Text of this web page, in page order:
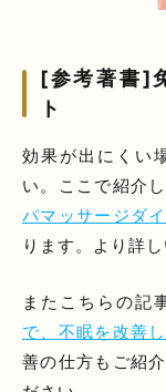
[参考著書]
ト
効果が出にくい
い。ここで紹介
パマッサージダ
ります。より詳
またこちらの記
で、不眠を改善し
善の仕方もご紹